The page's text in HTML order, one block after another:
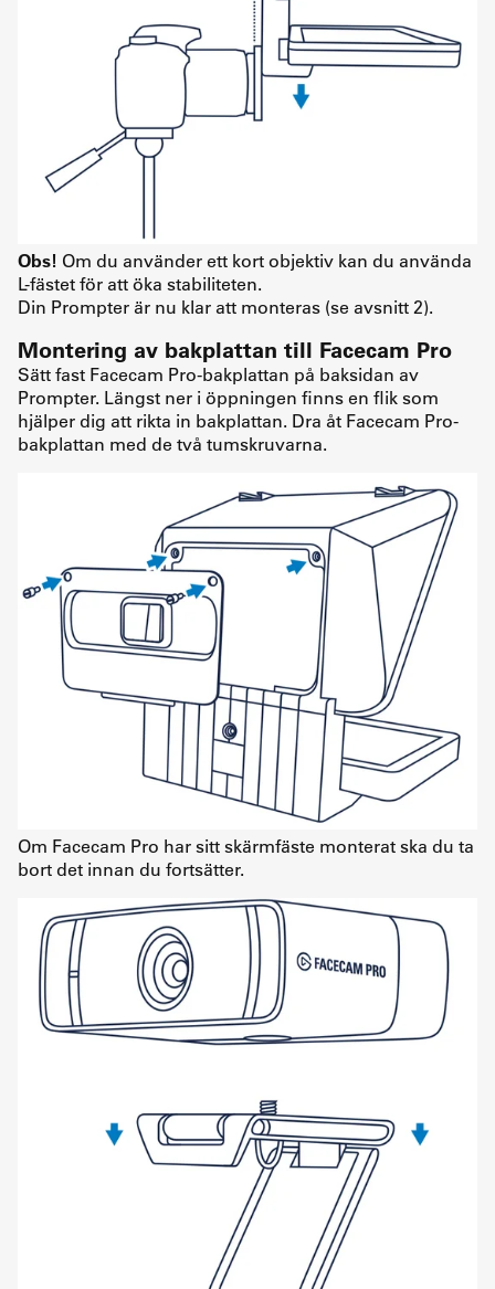
Obs! Om du använder ett kort objektiv kan du använda
L-fästet för att öka stabiliteten.
Din Prompter är nu klar att monteras (se avsnitt 2).
Montering av bakplattan till Facecam Pro
Sätt fast Facecam Pro-bakplattan på baksidan av
Prompter. Längst ner i öppningen finns en flik som
hjälper dig att rikta in bakplattan. Dra åt Facecam Pro-
bakplattan med de två tumskruvarna.
Om Facecam Pro har sitt skärmfäste monterat ska du ta
bort det innan du fortsätter.